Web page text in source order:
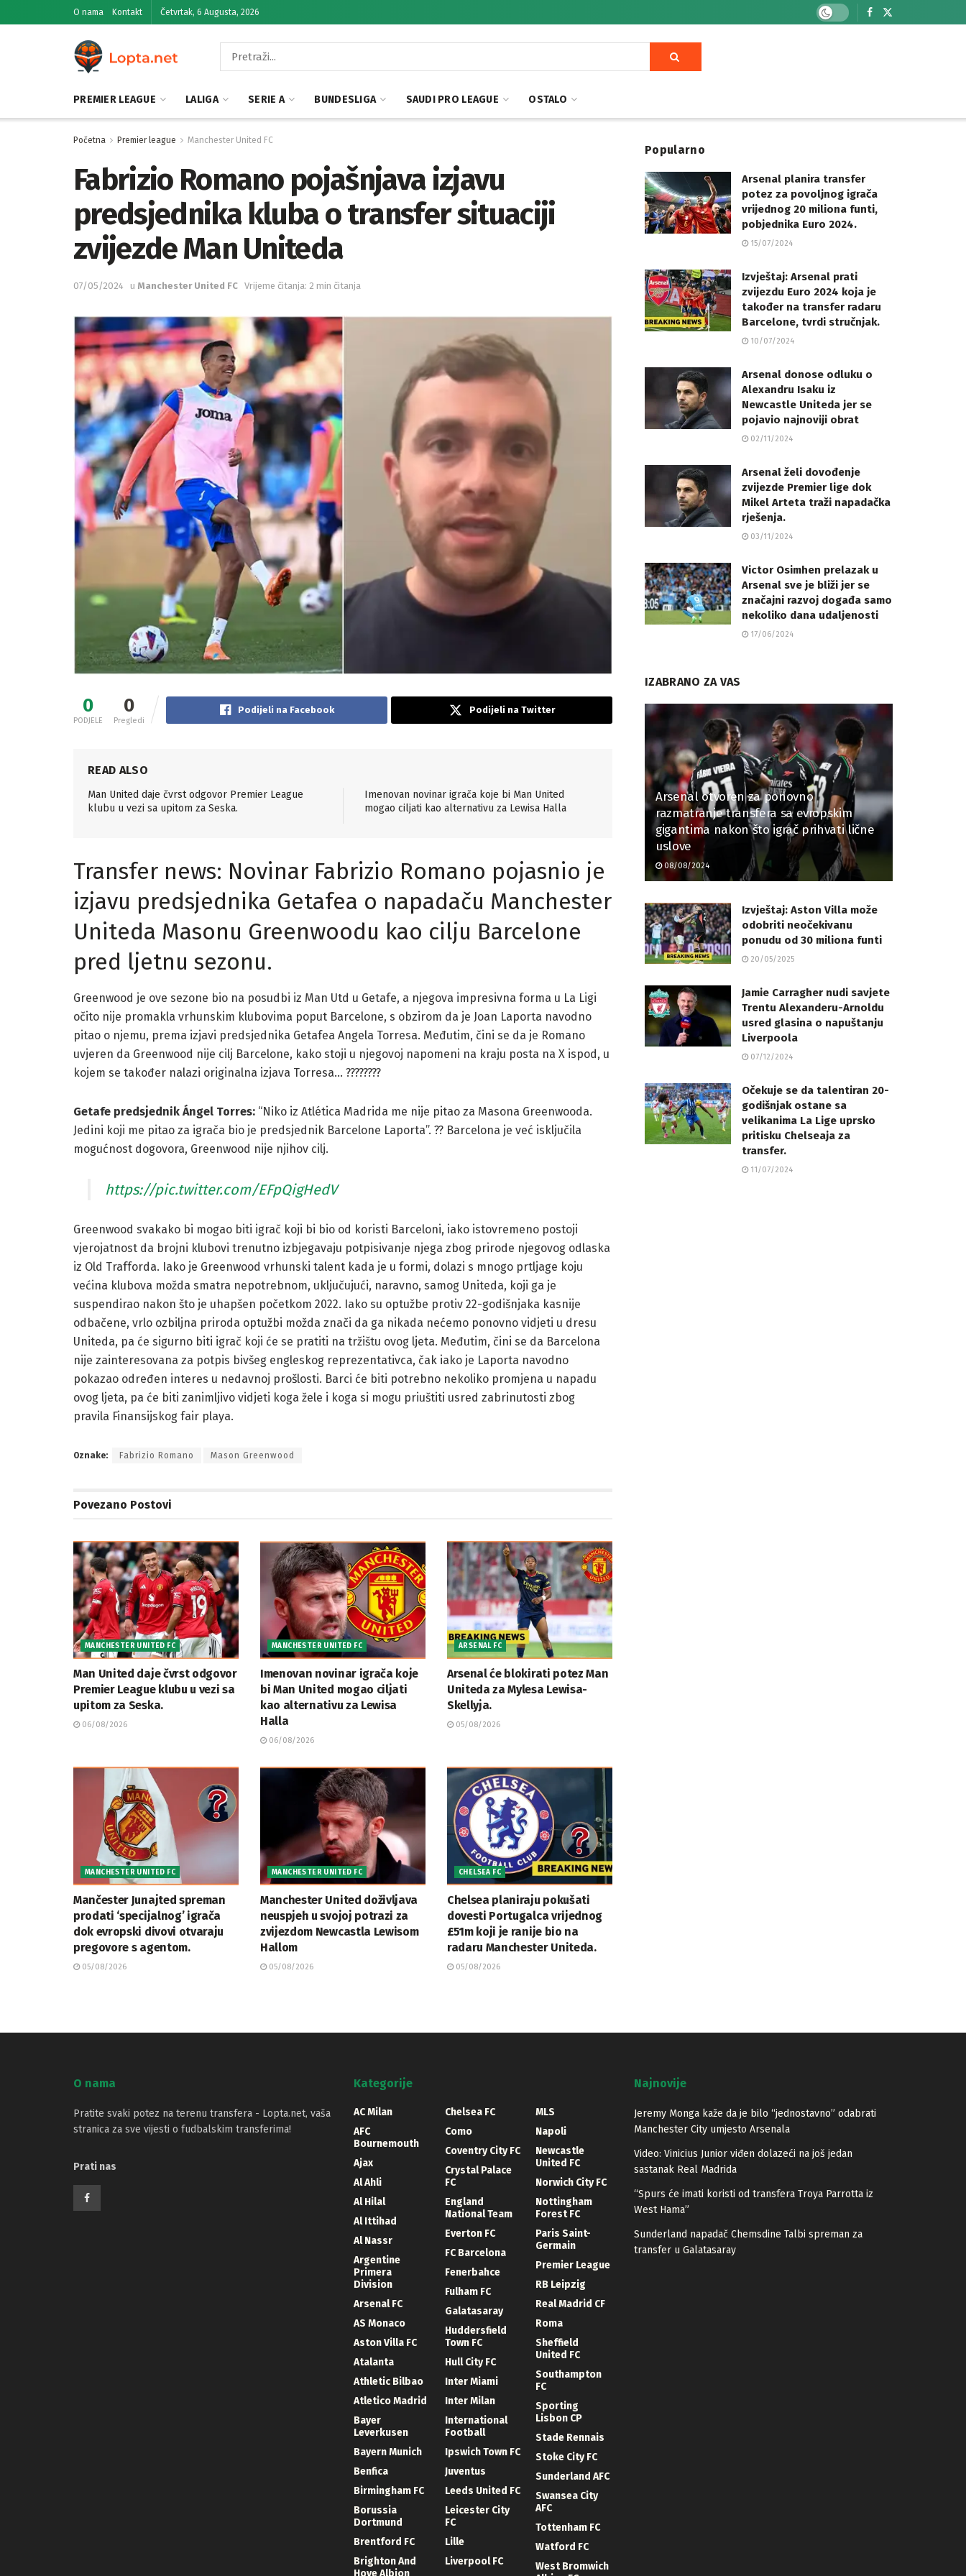
O nama Kontakt Četvrtak, 6 Augusta, 2026
PREMIER LEAGUE LALIGA SERIE A BUNDESLIGA SAUDI PRO LEAGUE OSTALO
Početna Premier league Manchester United FC
Fabrizio Romano pojašnjava izjavu
predsjednika kluba o transfer situaciji
zvijezde Man Uniteda
07/05/2024 u Manchester United FC Vrijeme čitanja: 2 min čitanja
0
PODJELE
0
Pregledi
Podijeli na Facebook Podijeli na Twitter
READ ALSO
Man United daje čvrst odgovor Premier League
klubu u vezi sa upitom za Seska.
Imenovan novinar igrača koje bi Man United
mogao ciljati kao alternativu za Lewisa Halla
Transfer news: Novinar Fabrizio Romano pojasnio je
izjavu predsjednika Getafea o napadaču Manchester
Uniteda Masonu Greenwoodu kao cilju Barcelone
pred ljetnu sezonu.
Greenwood je ove sezone bio na posudbi iz Man Utd u Getafe, a njegova impresivna forma u La Ligi
očito nije promakla vrhunskim klubovima poput Barcelone, s obzirom da je Joan Laporta navodno
pitao o njemu, prema izjavi predsjednika Getafea Angela Torresa. Međutim, čini se da je Romano
uvjeren da Greenwood nije cilj Barcelone, kako stoji u njegovoj napomeni na kraju posta na X ispod, u
kojem se također nalazi originalna izjava Torresa… ????????
Getafe predsjednik Ángel Torres: “Niko iz Atlética Madrida me nije pitao za Masona Greenwooda.
Jedini koji me pitao za igrača bio je predsjednik Barcelone Laporta”. ?? Barcelona je već isključila
mogućnost dogovora, Greenwood nije njihov cilj.
https://pic.twitter.com/EFpQigHedV
Greenwood svakako bi mogao biti igrač koji bi bio od koristi Barceloni, iako istovremeno postoji
vjerojatnost da brojni klubovi trenutno izbjegavaju potpisivanje njega zbog prirode njegovog odlaska
iz Old Trafforda. Iako je Greenwood vrhunski talent kada je u formi, dolazi s mnogo prtljage koju
većina klubova možda smatra nepotrebnom, uključujući, naravno, samog Uniteda, koji ga je
suspendirao nakon što je uhapšen početkom 2022. Iako su optužbe protiv 22-godišnjaka kasnije
odbačene, vrlo ozbiljna priroda optužbi možda znači da ga nikada nećemo ponovno vidjeti u dresu
Uniteda, pa će sigurno biti igrač koji će se pratiti na tržištu ovog ljeta. Međutim, čini se da Barcelona
nije zainteresovana za potpis bivšeg engleskog reprezentativca, čak iako je Laporta navodno
pokazao određen interes u nedavnoj prošlosti. Barci će biti potrebno nekoliko promjena u napadu
ovog ljeta, pa će biti zanimljivo vidjeti koga žele i koga si mogu priuštiti usred zabrinutosti zbog
pravila Finansijskog fair playa.
Oznake: Fabrizio Romano Mason Greenwood
Povezano Postovi
MANCHESTER UNITED FC
Man United daje čvrst odgovor
Premier League klubu u vezi sa
upitom za Seska.
06/08/2026
MANCHESTER UNITED FC
Imenovan novinar igrača koje
bi Man United mogao ciljati
kao alternativu za Lewisa
Halla
06/08/2026
ARSENAL FC
Arsenal će blokirati potez Man
Uniteda za Mylesa Lewisa-
Skellyja.
05/08/2026
MANCHESTER UNITED FC
Mančester Junajted spreman
prodati ‘specijalnog’ igrača
dok evropski divovi otvaraju
pregovore s agentom.
05/08/2026
MANCHESTER UNITED FC
Manchester United doživljava
neuspjeh u svojoj potrazi za
zvijezdom Newcastla Lewisom
Hallom
05/08/2026
CHELSEA FC
Chelsea planiraju pokušati
dovesti Portugalca vrijednog
£51m koji je ranije bio na
radaru Manchester Uniteda.
05/08/2026
Popularno
Arsenal planira transfer
potez za povoljnog igrača
vrijednog 20 miliona funti,
pobjednika Euro 2024.
15/07/2024
Izvještaj: Arsenal prati
zvijezdu Euro 2024 koja je
također na transfer radaru
Barcelone, tvrdi stručnjak.
10/07/2024
Arsenal donose odluku o
Alexandru Isaku iz
Newcastle Uniteda jer se
pojavio najnoviji obrat
02/11/2024
Arsenal želi dovođenje
zvijezde Premier lige dok
Mikel Arteta traži napadačka
rješenja.
03/11/2024
Victor Osimhen prelazak u
Arsenal sve je bliži jer se
značajni razvoj događa samo
nekoliko dana udaljenosti
17/06/2024
IZABRANO ZA VAS
Arsenal otvoren za ponovno
razmatranje transfera sa evropskim
gigantima nakon što igrač prihvati lične
uslove
08/08/2024
Izvještaj: Aston Villa može
odobriti neočekivanu ​​
ponudu od 30 miliona funti
20/05/2025
Jamie Carragher nudi savjete
Trentu Alexanderu-Arnoldu
usred glasina o napuštanju
Liverpoola
07/12/2024
Očekuje se da talentiran 20-
godišnjak ostane sa
velikanima La Lige uprsko
pritisku Chelseaja za
transfer.
11/07/2024
O nama
Pratite svaki potez na terenu transfera - Lopta.net, vaša
stranica za sve vijesti o fudbalskim transferima!
Prati nas
Kategorije
AC Milan
AFC
Bournemouth
Ajax
Al Ahli
Al Hilal
Al Ittihad
Al Nassr
Argentine
Primera
Division
Arsenal FC
AS Monaco
Aston Villa FC
Atalanta
Athletic Bilbao
Atletico Madrid
Bayer
Leverkusen
Bayern Munich
Benfica
Birmingham FC
Borussia
Dortmund
Brentford FC
Brighton And
Hove Albion
Chelsea FC
Como
Coventry City FC
Crystal Palace
FC
England
National Team
Everton FC
FC Barcelona
Fenerbahce
Fulham FC
Galatasaray
Huddersfield
Town FC
Hull City FC
Inter Miami
Inter Milan
International
Football
Ipswich Town FC
Juventus
Leeds United FC
Leicester City
FC
Lille
Liverpool FC
MLS
Napoli
Newcastle
United FC
Norwich City FC
Nottingham
Forest FC
Paris Saint-
Germain
Premier League
RB Leipzig
Real Madrid CF
Roma
Sheffield
United FC
Southampton
FC
Sporting
Lisbon CP
Stade Rennais
Stoke City FC
Sunderland AFC
Swansea City
AFC
Tottenham FC
Watford FC
West Bromwich
Najnovije
Jeremy Monga kaže da je bilo “jednostavno” odabrati
Manchester City umjesto Arsenala
Video: Vinicius Junior viđen dolazeći na još jedan
sastanak Real Madrida
“Spurs će imati koristi od transfera Troya Parrotta iz
West Hama”
Sunderland napadač Chemsdine Talbi spreman za
transfer u Galatasaray